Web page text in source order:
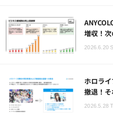
増収！
2026.6.20
ホロラ
撤退！
2026.5.28